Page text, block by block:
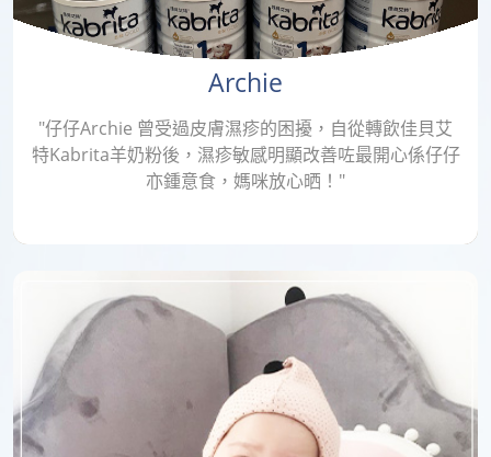
Archie
"仔仔Archie 曾受過皮膚濕疹的困擾，自從轉飲佳貝艾
特Kabrita羊奶粉後，濕疹敏感明顯改善咗最開心係仔仔
亦鍾意食，媽咪放心晒！"